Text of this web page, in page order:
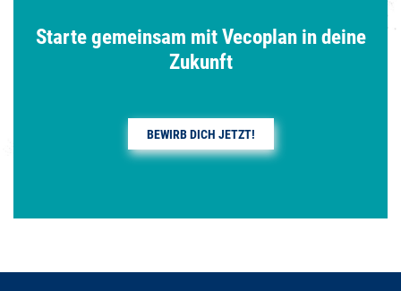
Starte gemeinsam mit Vecoplan in deine
Zukunft
BEWIRB DICH JETZT!